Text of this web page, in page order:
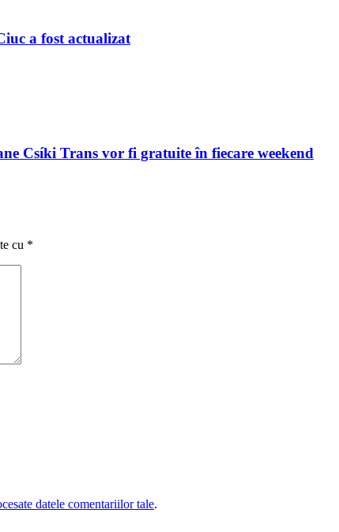
a fost actualizat
Csíki Trans vor fi gratuite în fiecare weekend
cu *
datele comentariilor tale.